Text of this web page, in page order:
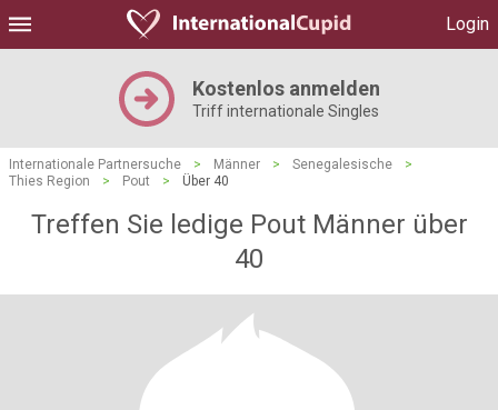
Login
Kostenlos anmelden
Triff internationale Singles
Internationale Partnersuche > Männer > Senegalesische
>
Thies Region
> Pout > Über 40
Treffen Sie ledige Pout Männer über
40